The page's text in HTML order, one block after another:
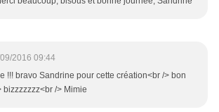
2016 09:44
!!! bravo Sandrine pour cette création<br /> bon
bizzzzzzz<br /> Mimie